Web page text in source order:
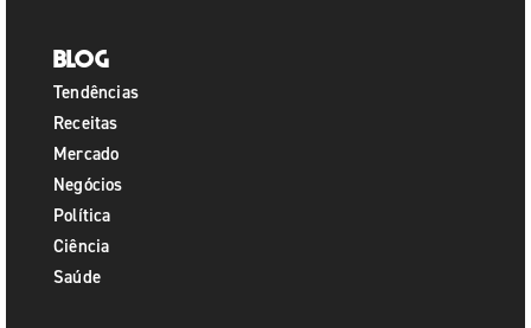
Blog
Tendências
Receitas
Mercado
Negócios
Política
Ciência
Saúde